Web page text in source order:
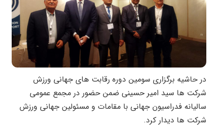
در حاشیه برگزاری سومین دوره رقابت های جهانی ورزش
شرکت ها سید امیر حسینی ضمن حضور در مجمع عمومی
سالیانه فدراسیون جهانی با مقامات و مسئولین جهانی ورزش
شرکت ها دیدار کرد.